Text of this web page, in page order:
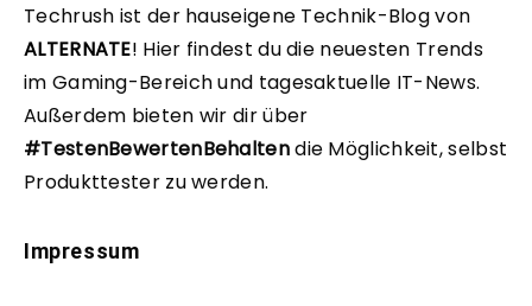
Techrush ist der hauseigene Technik-Blog von
ALTERNATE! Hier findest du die neuesten Trends
im Gaming-Bereich und tagesaktuelle IT-News.
Außerdem bieten wir dir über
#TestenBewertenBehaltendie Möglichkeit, selbst
Produkttester zu werden.
Impressum